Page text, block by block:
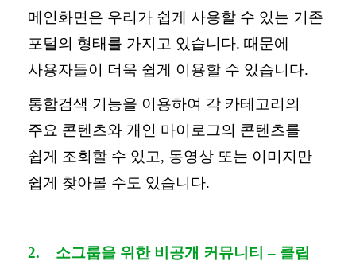
메인화면은 우리가 쉽게 사용할 수 있는 기존
포털의 형태를 가지고 있습니다. 때문에
사용자들이 더욱 쉽게 이용할 수 있습니다.
통합검색 기능을 이용하여 각 카테고리의
주요 콘텐츠와 개인 마이로그의 콘텐츠를
쉽게 조회할 수 있고, 동영상 또는 이미지만
쉽게 찾아볼 수도 있습니다.
2. 소그룹을 위한 비공개 커뮤니티– 클립